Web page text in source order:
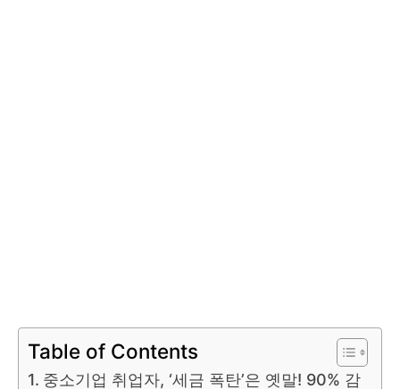
Table of Contents
중소기업 취업자, ‘세금 폭탄’은 옛말! 90% 감